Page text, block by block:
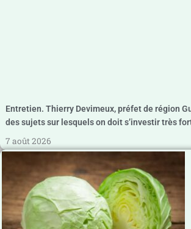
Entretien. Thierry Devimeux, préfet de région
des sujets sur lesquels on doit s’investir très
7 août 2026